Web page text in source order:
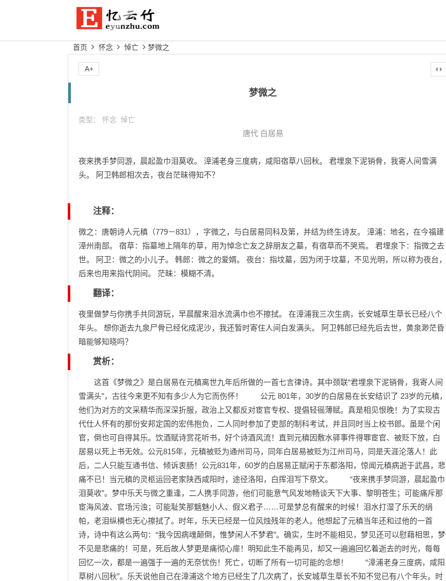
首页 怀念 悼亡 梦微之
梦微之
类型： 怀念 悼亡
唐代 白居易
夜来携手梦同游，晨起盈巾泪莫收。 漳浦老身三度病，咸阳宿草八回秋。 君埋泉下泥销骨，我寄人间雪满
头。 阿卫韩郎相次去，夜台茫昧得知不？
注释：
微之：唐朝诗人元稹（779－831），字微之，与白居易同科及第，并结为终生诗友。 漳浦：地名，在今福建
漳州南部。 宿草：指墓地上隔年的草，用为悼念亡友之辞朋友之墓，有宿草而不哭焉。 君埋泉下：指微之去
世。 阿卫：微之的小儿子。 韩郎：微之的爱婿。 夜台：指坟墓，因为闭于坟墓，不见光明，所以称为夜台，
后来也用来指代阴间。 茫昧：模糊不清。
翻译：
夜里做梦与你携手共同游玩，早晨醒来泪水流满巾也不擦拭。 在漳浦我三次生病，长安城草生草长已经八个
年头。 想你逝去九泉尸骨已经化成泥沙，我还暂时寄住人间白发满头。 阿卫韩郎已经先后去世，黄泉渺茫昏
暗能够知晓吗？
赏析：
这首《梦微之》是白居易在元稹离世九年后所做的一首七言律诗。其中颈联“君埋泉下泥销骨，我寄人间
雪满头”，古往今来更不知有多少人为它而伤怀！ 公元 801年，30岁的白居易在长安结识了 23岁的元稹，
他们为对方的文采精华而深深折服，政治上又都反对宦官专权、提倡轻徭薄赋。真是相见恨晚！为了实现古
代仕人怀有的那份安邦定国的宏伟抱负，二人同时参加了吏部的制科考试，并且同时当上校书郎。虽是个闲
官，倒也可自得其乐。饮酒赋诗赏花听书，好个诗酒风流！直到元稹因敷水驿事件得罪宦官、被贬下放，白
居易以死上书无效。公元815年，元稹被贬为通州司马，同年白居易被贬为江州司马，同是天涯沦落人！此
后，二人只能互通书信、倾诉衷肠！公元831年，60岁的白居易正赋闲于东都洛阳，惊闻元稹病逝于武昌，悲
痛不已！当元稹的灵柩运回老家陕西咸阳时，途径洛阳，白挥泪写下祭文。 “夜来携手梦同游，晨起盈巾
泪莫收”。梦中乐天与微之重逢，二人携手同游，他们可能意气风发地畅谈天下大事、黎明苍生；可能痛斥那
宦海风波、官场污浊；可能耻笑那魑魅小人、假义君子……可是梦总有醒来的时候！泪水打湿了乐天的绢
帕，老泪纵横也无心擦拭了。时年，乐天已经是一位风烛残年的老人。他想起了元稹当年还和过他的一首
诗，诗中有这么两句：“我今因病魂颠倒，惟梦闲人不梦君”。确实，生时不能相见，梦见还可以慰藉相思，梦
不见是悲痛的！可是，死后故人梦更是痛彻心扉！明知此生不能再见，却又一遍遍回忆着逝去的时光，每每
回忆一次，都是一遍强于一遍的无奈忧伤！死亡，切断了所有一切可能的念想！ “漳浦老身三度病，咸阳
草树八回秋”。乐天说他自己在漳浦这个地方已经生了几次病了，长安城草生草长不知不觉已有八个年头。时
A+